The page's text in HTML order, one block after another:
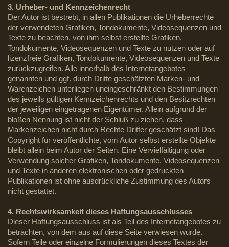
3. Urheber- und Kennzeichenrecht
Der Autor ist bestrebt, in allen Publikationen die Urheberrechte
der verwendeten Grafiken, Tondokumente, Videosequenzen und
Texte zu beachten, von ihm selbst erstellte Grafiken,
Tondokumente, Videosequenzen und Texte zu nutzen oder auf
lizenzfreie Grafiken, Tondokumente, Videosequenzen und Texte
zurückzugreifen. Alle innerhalb des Internetangebotes
genannten und ggf. durch Dritte geschätzten Marken- und
Warenzeichen unterliegen uneingeschränkt den Bestimmungen
des jeweils gültigen Kennzeichenrechts und den Besitzrechten
der jeweiligen eingetragenen Eigentümer. Allein aufgrund der
bloßen Nennung ist nicht der Schluß zu ziehen, dass
Markenzeichen nicht durch Rechte Dritter geschätzt sind! Das
Copyright für veröffentlichte, vom Autor selbst erstellte Objekte
bleibt allein beim Autor der Seiten. Eine Vervielfältigung oder
Verwendung solcher Grafiken, Tondokumente, Videosequenzen
und Texte in anderen elektronischen oder gedruckten
Publikationen ist ohne ausdrückliche Zustimmung des Autors
nicht gestattet.
4. Rechtswirksamkeit dieses Haftungsausschlusses
Dieser Haftungsausschluss ist als Teil des Internetangebotes zu
betrachten, von dem aus auf diese Seite verwiesen wurde.
Sofern Teile oder einzelne Formulierungen dieses Textes der